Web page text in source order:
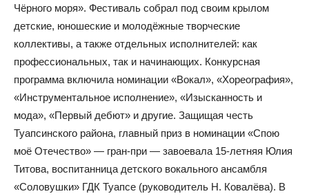
Чёрного моря». Фестиваль собрал под своим крылом
детские, юношеские и молодёжные творческие
коллективы, а также отдельных исполнителей: как
профессиональных, так и начинающих. Конкурсная
программа включила номинации «Вокал», «Хореография»,
«Инструментальное исполнение», «Изысканность и
мода», «Первый дебют» и другие. Защищая честь
Туапсинского района, главный приз в номинации «Спою
моё Отечество» — гран-при — завоевала 15-летняя Юлия
Титова, воспитанница детского вокального ансамбля
«Соловушки» ГДК Туапсе (руководитель Н. Ковалёва). В